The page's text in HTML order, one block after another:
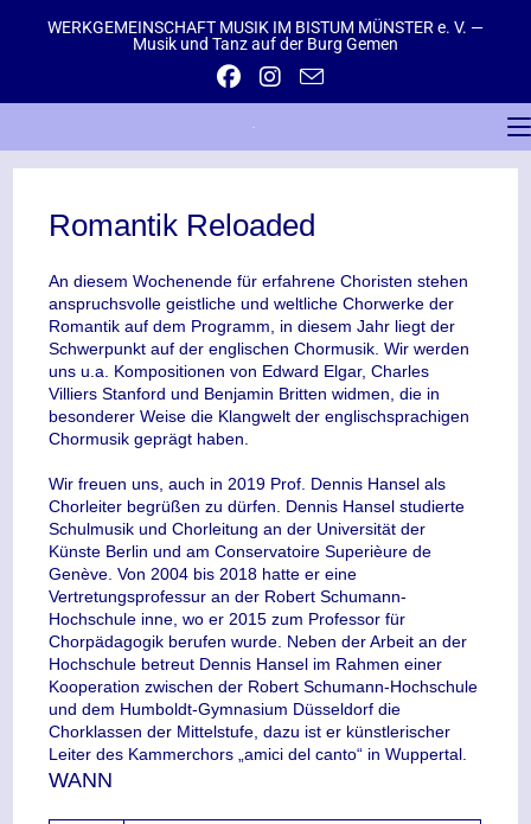
WERKGEMEINSCHAFT MUSIK IM BISTUM MÜNSTER e. V. —
Musik und Tanz auf der Burg Gemen
Romantik Reloaded
An diesem Wochenende für erfahrene Choristen stehen
anspruchsvolle geistliche und weltliche Chorwerke der
Romantik auf dem Programm, in diesem Jahr liegt der
Schwerpunkt auf der englischen Chormusik. Wir werden
uns u.a. Kompositionen von Edward Elgar, Charles
Villiers Stanford und Benjamin Britten widmen, die in
besonderer Weise die Klangwelt der englischsprachigen
Chormusik geprägt haben.
Wir freuen uns, auch in 2019 Prof. Dennis Hansel als
Chorleiter begrüßen zu dürfen. Dennis Hansel studierte
Schulmusik und Chorleitung an der Universität der
Künste Berlin und am Conservatoire Superièure de
Genève. Von 2004 bis 2018 hatte er eine
Vertretungsprofessur an der Robert Schumann-
Hochschule inne, wo er 2015 zum Professor für
Chorpädagogik berufen wurde. Neben der Arbeit an der
Hochschule betreut Dennis Hansel im Rahmen einer
Kooperation zwischen der Robert Schumann-Hochschule
und dem Humboldt-Gymnasium Düsseldorf die
Chorklassen der Mittelstufe, dazu ist er künstlerischer
Leiter des Kammerchors „amici del canto“ in Wuppertal.
WANN